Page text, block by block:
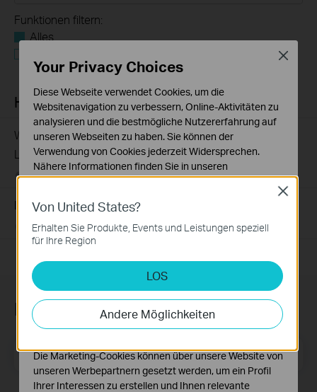
Funktionen filtern:
Alles
parameters
Häufig gestellte Fragen
Wie registriere ich ein TP-Link-Produkt mit meiner TP-
Link-ID?
09-25-2023 510100views
Introduction for TP-Link Outdoor Antennas
02-12-2018 156554 views
Newsletter abonnieren
E-Mail-Adresse Registrieren
Von United States?
Erhalten Sie Produkte, Events und Leistungen speziell
für Ihre Region
LOS
Andere Möglichkeiten
Close
Your Privacy Choices
Diese Webseite verwendet Cookies, um die
Websitenavigation zu verbessern, Online-Aktivitäten zu
analysieren und die bestmögliche Nutzererfahrung auf
unseren Webseiten zu haben. Sie können der
Verwendung von Cookies jederzeit Widersprechen.
Nähere Informationen finden Sie in unseren
Datenschutzhinweisen.
Notwendige Cookies
erforderlich und können in Ihren Systemen nicht
Analyse- und Marketing-Cookies
Analyse-Cookies ermöglichen es uns, Ihre Aktivitäten
auf unserer Website zu analysieren, um die
Funktionsweise unserer Website zu verbessern und
Die Marketing-Cookies können über unsere Website von
unseren Werbepartnern gesetzt werden, um ein Profil
Ihrer Interessen zu erstellen und Ihnen relevante
Close